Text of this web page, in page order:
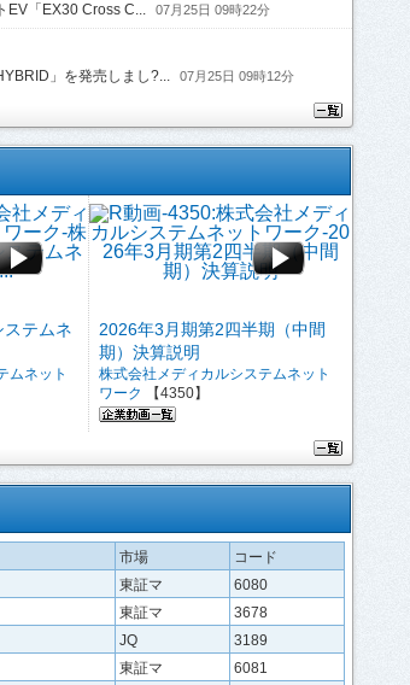
EV「EX30 Cross C... 07月25日 09時22分
」を発売しまし?... 07月25日 09時12分
テムネ
ムネット
2026年3月期第2四半期（中間
期）決算説明
株式会社メディカルシステムネット
ワーク
【4350】
市場
コード
東証マ
6080
東証マ
3678
JQ
3189
東証マ
6081